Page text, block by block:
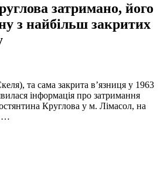
затримано, його
з найбільш закритих
та сама закрита в’язниця у 1963
інформація про затримання
Круглова у м. Лімасол, на
…